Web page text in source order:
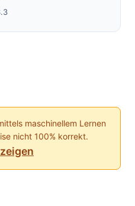
maschinellem Lernen
nicht 100% korrekt.